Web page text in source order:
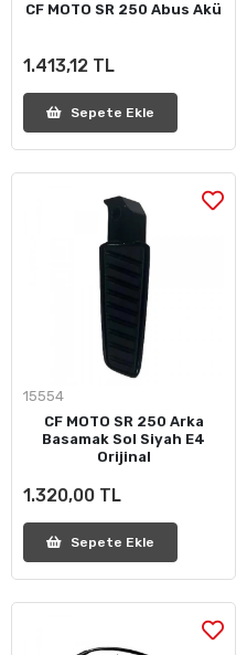
CF MOTO SR 250 Abus Akü
1.413,12 TL
Sepete Ekle
15554
CF MOTO SR 250 Arka
Basamak Sol Siyah E4
Orijinal
1.320,00 TL
Sepete Ekle